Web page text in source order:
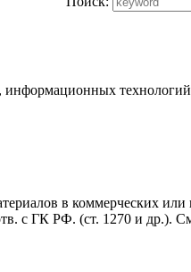
в коммерческих
с ГК РФ. (ст. 1270 и др.).